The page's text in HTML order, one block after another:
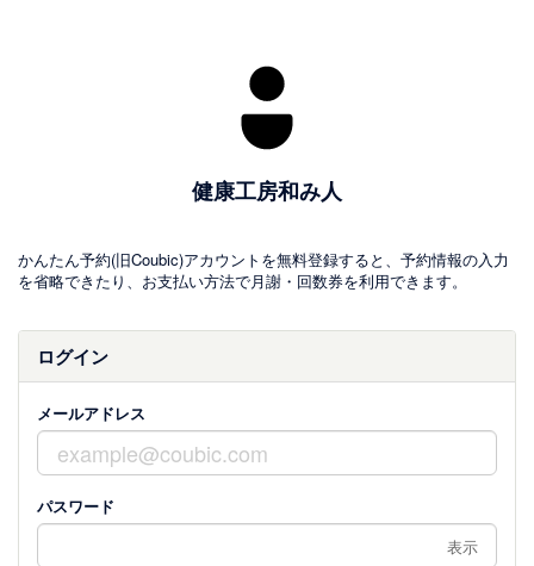
健康工房和み人
かんたん予約(旧Coubic)アカウントを無料登録すると、予約情報の入力
を省略できたり、お支払い方法で月謝・回数券を利用できます。
ログイン
メールアドレス
パスワード
表示